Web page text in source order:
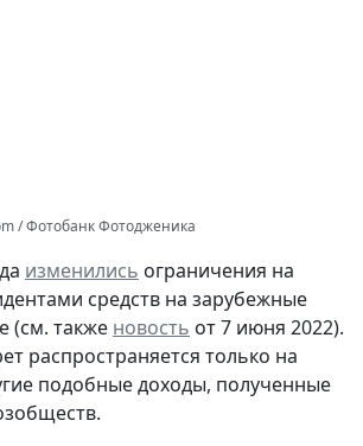
/ Фотобанк Фотодженика
изменились ограничения на
средств на зарубежные
(см. также новость от 7 июня 2022).
распространяется только на
подобные доходы, полученные